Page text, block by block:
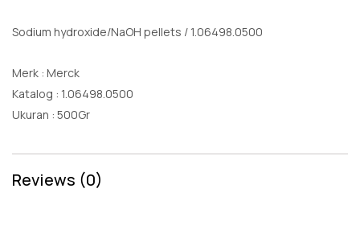
Sodium hydroxide/NaOH pellets / 1.06498.0500
Merk : Merck
Katalog : 1.06498.0500
Ukuran : 500Gr
Reviews (0)